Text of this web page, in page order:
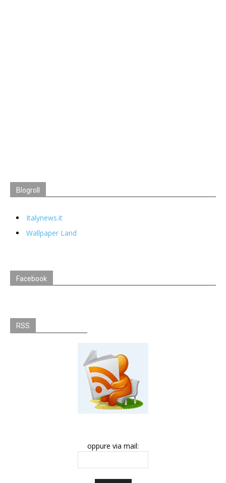
Blogroll
Italynews.it
Wallpaper Land
Facebook
RSS
oppure via mail: